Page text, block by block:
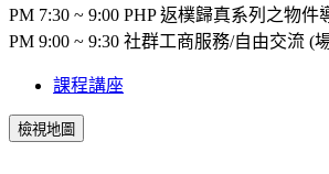
PM 7:30 ~ 9:00 PHP 返樸歸真系列之物件
PM 9:00 ~ 9:30 社群工商服務/自由交流 (
課程講座
檢視地圖